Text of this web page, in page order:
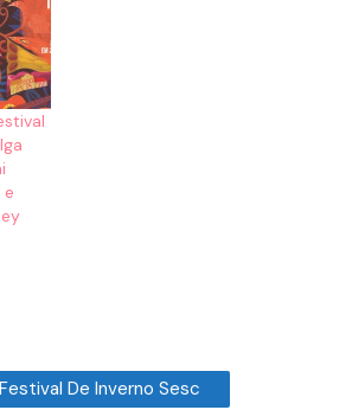
e
Festival De Inverno Sesc